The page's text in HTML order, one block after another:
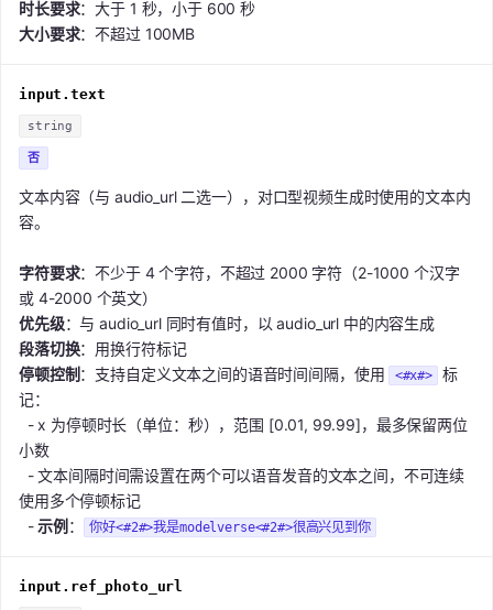
时长要求：大于 1 秒，小于 600 秒
大小要求：不超过 100MB
input.text
string
否
文本内容（与 audio_url 二选一），对口型视频生成时使用的文本内
容。
字符要求：不少于 4 个字符，不超过 2000 字符（2-1000 个汉字
或 4-2000 个英文）
优先级：与 audio_url 同时有值时，以 audio_url 中的内容生成
段落切换：用换行符标记
停顿控制 ：支持自定义文本之间的语音时间间隔，使用 <#x#>
标
记：
- x 为停顿时长（单位：秒），范围 [0.01, 99.99]，最多保留两位
小数
- 文本间隔时间需设置在两个可以语音发音的文本之间，不可连续
使用多个停顿标记
-示例 ： 你好<#2#>我是modelverse<#2#>很高兴见到你
input.ref_photo_url